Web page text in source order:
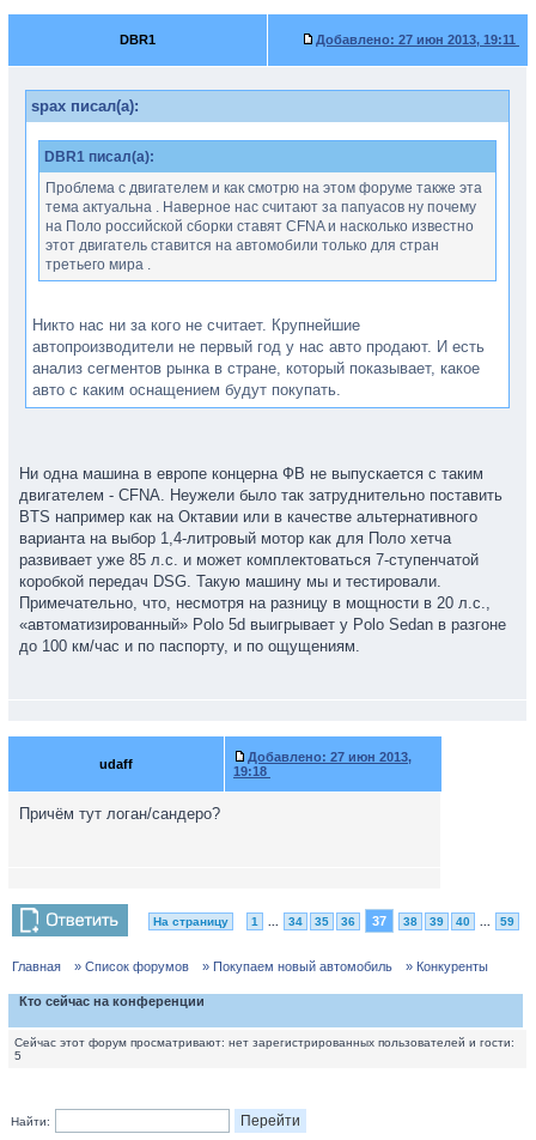
DBR1 Добавлено: 27 июн 2013, 19:11
spax писал(а):
DBR1 писал(а):
Проблема с двигателем и как смотрю на этом форуме также эта
тема актуальна . Наверное нас считают за папуасов ну почему
на Поло российской сборки ставят CFNA и насколько известно
этот двигатель ставится на автомобили только для стран
третьего мира .
Никто нас ни за кого не считает. Крупнейшие
автопроизводители не первый год у нас авто продают. И есть
анализ сегментов рынка в стране, который показывает, какое
авто с каким оснащением будут покупать.
Ни одна машина в европе концерна ФВ не выпускается с таким
двигателем - CFNA. Неужели было так затруднительно поставить
BTS например как на Октавии или в качестве альтернативного
варианта на выбор 1,4-литровый мотор как для Поло хетча
развивает уже 85 л.с. и может комплектоваться 7-ступенчатой
коробкой передач DSG. Такую машину мы и тестировали.
Примечательно, что, несмотря на разницу в мощности в 20 л.с.,
«автоматизированный» Polo 5d выигрывает у Polo Sedan в разгоне
до 100 км/час и по паспорту, и по ощущениям.
udaff Добавлено: 27 июн 2013,
19:18
Причём тут логан/сандеро?
На страницу 1 34 35 36 37 38 39 40 59
Главная » Список форумов » Покупаем новый автомобиль » Конкуренты
Кто сейчас на конференции
Сейчас этот форум просматривают: нет зарегистрированных пользователей и гости:
5
Найти: